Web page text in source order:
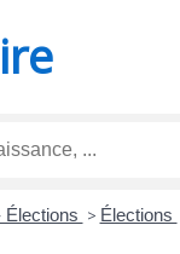
Élections > Élections